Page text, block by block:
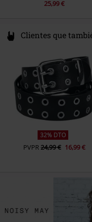
25,99 €
Clientes que
32% DTO
PVPR24,99 € 16,99 €